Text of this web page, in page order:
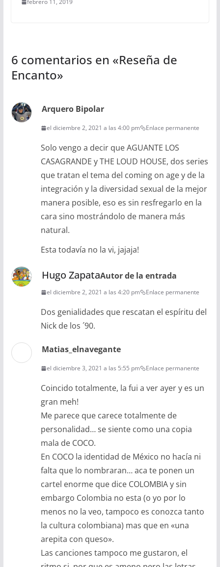
febrero 11, 2019
6 comentarios en «Reseña de
Encanto»
Arquero Bipolar
el diciembre 2, 2021 a las 4:00 pm Enlace permanente
Solo vengo a decir que AGUANTE LOS
CASAGRANDE y THE LOUD HOUSE, dos series
que tratan el tema del coming on age y de la
integración y la diversidad sexual de la mejor
manera posible, eso es sin resfregarlo en la
cara sino mostrándolo de manera más
natural.
Esta todavía no la vi, jajaja!
Hugo ZapataAutor de la entrada
el diciembre 2, 2021 a las 4:20 pm Enlace permanente
Dos genialidades que rescatan el espíritu del
Nick de los ´90.
Matias_elnavegante
el diciembre 3, 2021 a las 5:55 pm Enlace permanente
Coincido totalmente, la fui a ver ayer y es un
gran meh!
Me parece que carece totalmente de
personalidad… se siente como una copia
mala de COCO.
En COCO la identidad de México no hacía ni
falta que lo nombraran… aca te ponen un
cartel enorme que dice COLOMBIA y sin
embargo Colombia no esta (o yo por lo
menos no la veo, tampoco es conozca tanto
la cultura colombiana) mas que en «una
arepita con queso».
Las canciones tampoco me gustaron, el